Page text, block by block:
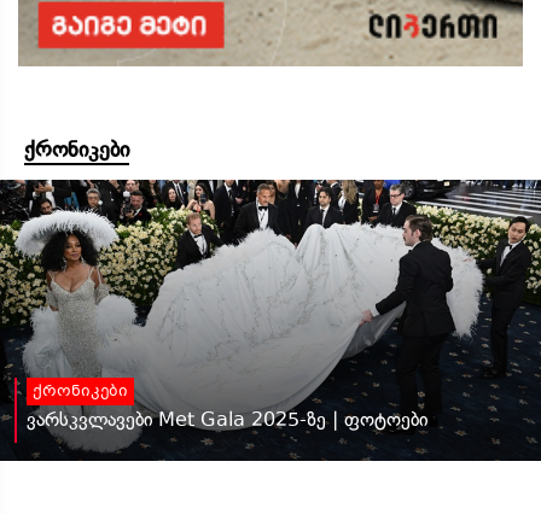
ქრონიკები
ქრონიკები
ვარსკვლავები Met Gala 2025-ზე | ფოტოები